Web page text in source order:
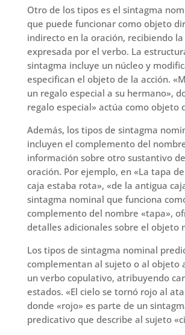
Otro de los tipos es el sintagma
que puede funcionar como objeto
indirecto en la oración, recibiendo la
expresada por el verbo. La
sintagma incluye un núcleo y
especifican el objeto de la acción.
un regalo especial a su hermano»,
regalo especial» actúa como objeto
Además, los tipos de sintagma
incluyen el complemento del
información sobre otro sustantivo
oración. Por ejemplo, en «La tapa
caja estaba rota», «de la antigua
sintagma nominal que funciona
complemento del nombre «tapa»,
detalles adicionales sobre el objeto
Los tipos de sintagma nominal
complementan al sujeto o al objeto
un verbo copulativo, atribuyendo
estados. «El cielo se tornó rojo al
donde «rojo» es parte de un
predicativo que describe al sujeto